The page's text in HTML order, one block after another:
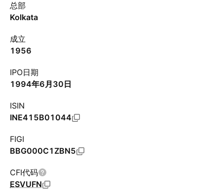
总部
Kolkata
成立
1956
IPO日期
1994年6月30日
ISIN
INE415B01044
FIGI
BBG000C1ZBN5
CFI代码
ESVUFN